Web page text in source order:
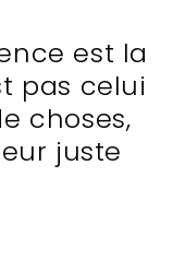
est la
pas celui
choses,
juste